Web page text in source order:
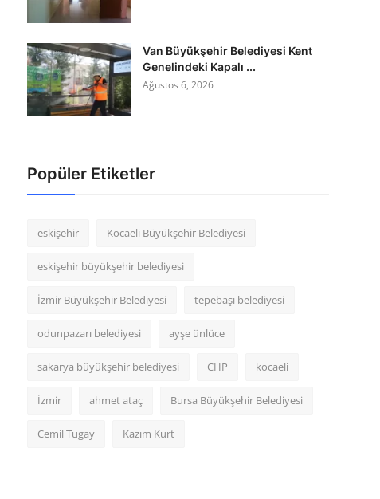
Van Büyükşehir Belediyesi Kent
Genelindeki Kapalı ...
Ağustos 6, 2026
Popüler Etiketler
eskişehir Kocaeli Büyükşehir Belediyesi
eskişehir büyükşehir belediyesi
İzmir Büyükşehir Belediyesi tepebaşı belediyesi
odunpazarı belediyesi ayşe ünlüce
sakarya büyükşehir belediyesi CHP kocaeli
İzmir ahmet ataç Bursa Büyükşehir Belediyesi
Cemil Tugay Kazım Kurt